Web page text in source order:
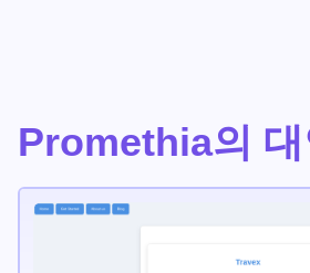
Promethia의